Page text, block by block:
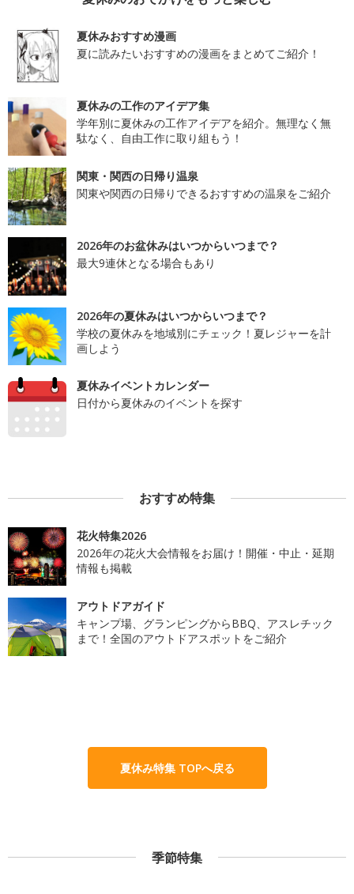
夏休みおすすめ漫画
夏に読みたいおすすめの漫画をまとめてご紹介！
夏休みの工作のアイデア集
学年別に夏休みの工作アイデアを紹介。無理なく無
駄なく、自由工作に取り組もう！
関東・関西の日帰り温泉
関東や関西の日帰りできるおすすめの温泉をご紹介
2026年のお盆休みはいつからいつまで？
最大9連休となる場合もあり
2026年の夏休みはいつからいつまで？
学校の夏休みを地域別にチェック！夏レジャーを計
画しよう
夏休みイベントカレンダー
日付から夏休みのイベントを探す
おすすめ特集
花火特集2026
2026年の花火大会情報をお届け！開催・中止・延期
情報も掲載
アウトドアガイド
キャンプ場、グランピングからBBQ、アスレチック
まで！全国のアウトドアスポットをご紹介
夏休み特集 TOPへ戻る
季節特集